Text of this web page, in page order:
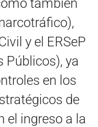
también
y el ERSeP
Públicos), ya
en los
de
el ingreso a la